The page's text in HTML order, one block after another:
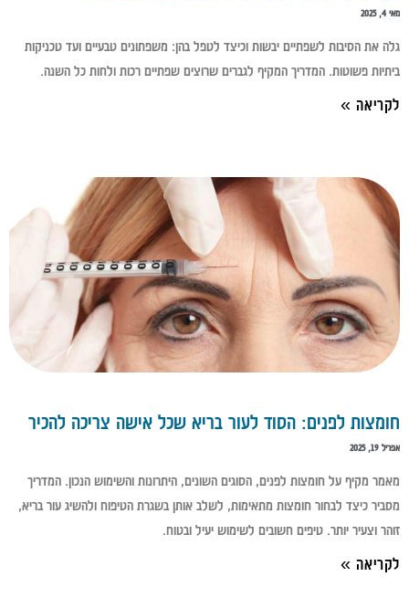
מאי 4, 2025
גלה את הסיבות לשפתיים יבשות וכיצד לטפל בהן: משפתונים טבעיים ועד טכניקות
ביתיות פשוטות. המדריך המקיף לגברים שרוצים שפתיים רכות ולחות כל השנה.
לקריאה »
חומצות לפנים: הסוד לעור בריא שכל אישה צריכה להכיר
אפריל 19, 2025
מאמר מקיף על חומצות לפנים, הסוגים השונים, היתרונות והשימוש הנכון. המדריך
מסביר כיצד לבחור חומצות מתאימות, לשלב אותן בשגרת הטיפוח ולהשיג עור בריא,
זוהר וצעיר יותר. טיפים חשובים לשימוש יעיל ובטוח.
לקריאה »